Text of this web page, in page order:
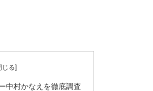
中村かなえを徹底調査